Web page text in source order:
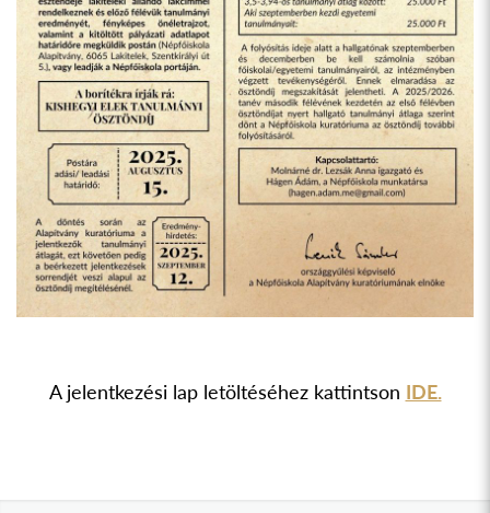
A jelentkezési lap letöltéséhez kattintson IDE.